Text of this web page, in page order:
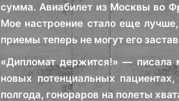
сумма. Авиабилет из Москвы во
Мое настроение стало еще
приемы теперь не могут его
«Дипломат держится!» —
новых потенциальных
полгода, гонораров на полеты